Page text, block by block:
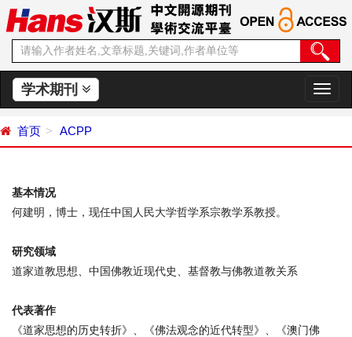
学术期刊
切
换
首页 ACPP
基本情况
何建明，博士，现任中国人民大学哲学系宗教学系教授。
研究领域
道家道教思想、中国佛教近现代史、基督教与佛教道教关系
代表著作
《道家思想的历史转折》、《佛法观念的近代转型》、《澳门佛